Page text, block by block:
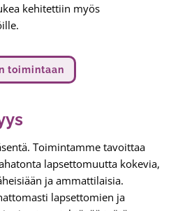
kehitettiin myös
toimintaan
Toimintamme tavoittaa
lapsettomuutta kokevia,
ja ammattilaisia.
lapsettomien ja